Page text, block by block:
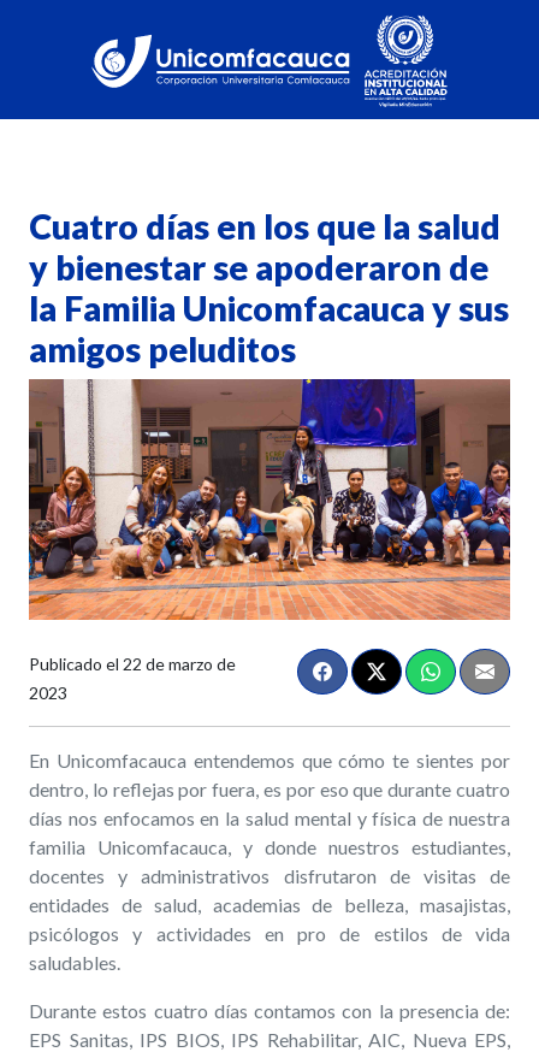
Cuatro días en los que la salud
y bienestar se apoderaron de
la Familia Unicomfacauca y sus
amigos peluditos
Publicado el 22 de marzo de
2023
En Unicomfacauca entendemos que cómo te sientes por
dentro, lo reflejas por fuera, es por eso que durante cuatro
días nos enfocamos en la salud mental y física de nuestra
familia Unicomfacauca, y donde nuestros estudiantes,
docentes y administrativos disfrutaron de visitas de
entidades de salud, academias de belleza, masajistas,
psicólogos y actividades en pro de estilos de vida
saludables.
Durante estos cuatro días contamos con la presencia de:
EPS Sanitas, IPS BIOS, IPS Rehabilitar, AIC, Nueva EPS,